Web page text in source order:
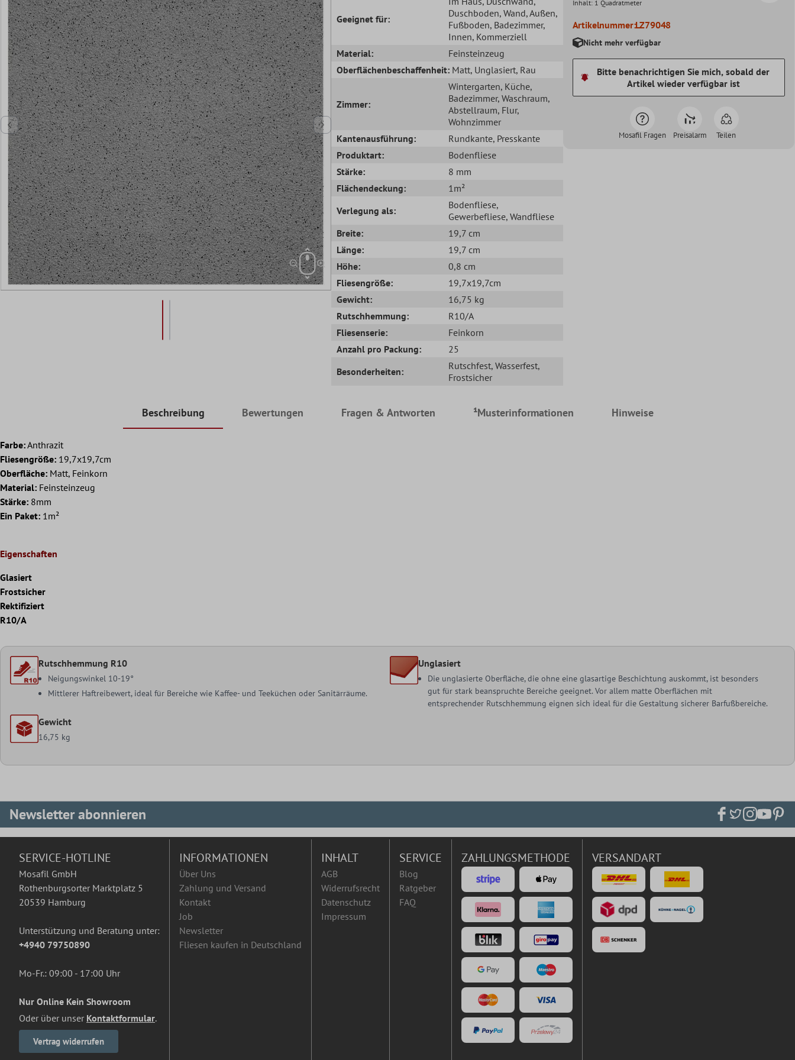
Geeignet für:
Duschboden, Wand, Außen,
Fußboden, Badezimmer,
Innen, Kommerziell
Material:
Feinsteinzeug
Oberflächenbeschaffenheit: Matt, Unglasiert, Rau
Zimmer:
Wintergarten, Küche,
Badezimmer, Waschraum,
Abstellraum, Flur,
Wohnzimmer
Kantenausführung:
Rundkante, Presskante
Produktart:
Bodenfliese
Stärke:
8 mm
Flächendeckung:
1m²
Verlegung als:
Bodenfliese,
Gewerbefliese, Wandfliese
Breite:
19,7 cm
Länge:
19,7 cm
Höhe:
0,8 cm
Fliesengröße:
19,7x19,7cm
Gewicht:
16,75 kg
Rutschhemmung:
R10/A
Fliesenserie:
Feinkorn
Anzahl pro Packung:
25
Besonderheiten:
Rutschfest, Wasserfest,
Frostsicher
Inhalt: 1 Quadratmeter
Artikelnummer:LZ79048
Nicht mehr verfügbar
Bitte benachrichtigen Sie mich, sobald der
Artikel wieder verfügbar ist
Mosafil Fragen Preisalarm Teilen
Beschreibung Bewertungen Fragen & Antworten ¹Musterinformationen Hinweise
Farbe:Anthrazit
Fliesengröße: 19,7x19,7cm
Oberfläche: Matt, Feinkorn
Material: Feinsteinzeug
Stärke: 8mm
Ein Paket: 1m²
Eigenschaften
Glasiert
Frostsicher
Rektifiziert
R10/A
Rutschhemmung R10
Neigungswinkel 10-19°
Mittlerer Haftreibewert, ideal für Bereiche wie Kaffee- und Teeküchen oder Sanitärräume.
Unglasiert
Die unglasierte Oberfläche, die ohne eine glasartige Beschichtung auskommt, ist besonders
gut für stark beanspruchte Bereiche geeignet. Vor allem matte Oberflächen mit
entsprechender Rutschhemmung eignen sich ideal für die Gestaltung sicherer Barfußbereiche.
Gewicht
16,75 kg
Newsletter abonnieren
SERVICE-HOTLINE
Mosafil GmbH
Rothenburgsorter Marktplatz 5
20539 Hamburg
Unterstützung und Beratung unter:
+4940 79750890
Mo-Fr.: 09:00 - 17:00 Uhr
Nur Online Kein Showroom
Oder über unser Kontaktformular.
Vertrag widerrufen
INFORMATIONEN
Über Uns
Zahlung und Versand
Kontakt
Job
Newsletter
Fliesen kaufen in Deutschland
INHALT
AGB
Widerrufsrecht
Datenschutz
Impressum
SERVICE
Blog
Ratgeber
FAQ
ZAHLUNGSMETHODE VERSANDART